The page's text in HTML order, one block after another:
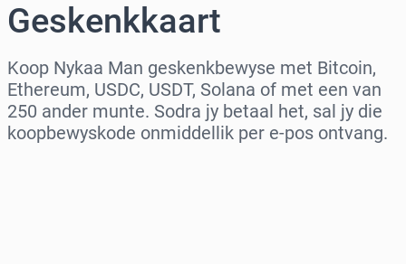
Geskenkkaart
Koop Nykaa Man geskenkbewyse met Bitcoin,
Ethereum, USDC, USDT, Solana of met een van
250 ander munte. Sodra jy betaal het, sal jy die
koopbewyskode onmiddellik per e-pos ontvang.